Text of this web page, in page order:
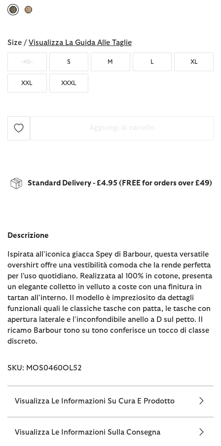
Size / Visualizza La Guida Alle Taglie
XS S M L XL
XXL XXXL
Standard Delivery - £4.95 (FREE for orders over £49)
Descrizione
Ispirata all'iconica giacca Spey di Barbour, questa versatile
overshirt offre una vestibilità comoda che la rende perfetta
per l'uso quotidiano. Realizzata al 100% in cotone, presenta
un elegante colletto in velluto a coste con una finitura in
tartan all'interno. Il modello è impreziosito da dettagli
funzionali quali le classiche tasche con patta, le tasche con
apertura laterale e l'inconfondibile anello a D sul petto. Il
ricamo Barbour tono su tono conferisce un tocco di classe
discreto.
SKU: MOS0460OL52
Visualizza Le Informazioni Su Cura E Prodotto
Visualizza Le Informazioni Sulla Consegna